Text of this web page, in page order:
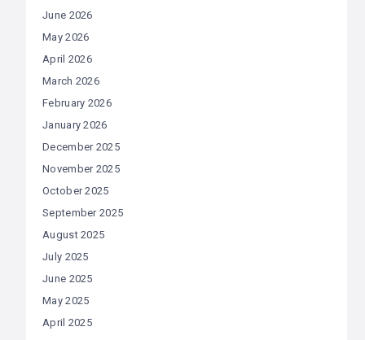
June 2026
May 2026
April 2026
March 2026
February 2026
January 2026
December 2025
November 2025
October 2025
September 2025
August 2025
July 2025
June 2025
May 2025
April 2025